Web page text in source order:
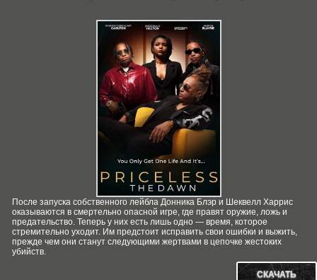
После запуска собственного лейбла Донника Блэр и Шеквелл Харрис
оказываются в смертельно опасной игре, где правят оружие, ложь и
предательство. Теперь у них есть лишь одно — время, которое
стремительно уходит. Им предстоит исправить свои ошибки и выжить,
прежде чем они станут следующими жертвами в цепочке жестоких
убийств.
СКАЧАТЬ